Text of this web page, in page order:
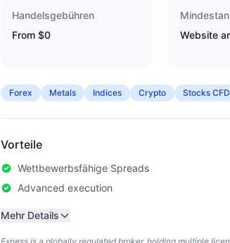
Handelsgebühren
From $0
Website
Forex Metals Indices Crypto Stocks
Vorteile
Wettbewerbsfähige Spreads
Advanced execution
Mehr Details